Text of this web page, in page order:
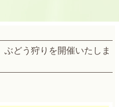
どう狩りを開催いたしま